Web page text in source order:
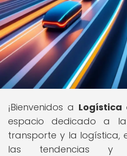
¡Bienvenidos a Logística
espacio dedicado a
transporte y la logística,
las tendencias y